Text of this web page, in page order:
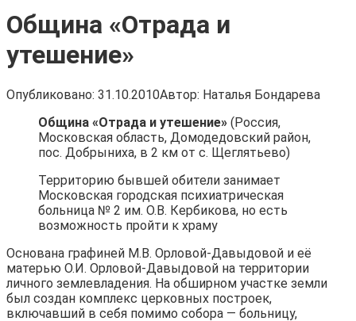
Община «Отрада и
утешение»
Опубликовано: 31.10.2010Автор: Наталья Бондарева
Община «Отрада и утешение» (Россия,
Московская область, Домодедовский район,
пос. Добрыниха, в 2 км от с. Щеглятьево)
Территорию бывшей обители занимает
Московская городская психиатрическая
больница № 2 им. О.В. Кербикова, но есть
возможность пройти к храму
Основана графиней М.В. Орловой-Давыдовой и её
матерью О.И. Орловой-Давыдовой на территории
личного землевладения. На обширном участке земли
был создан комплекс церковных построек,
включавший в себя помимо собора — больницу,